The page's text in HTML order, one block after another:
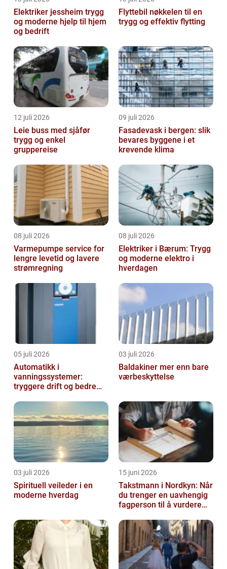
Elektriker jessheim trygg
og moderne hjelp til hjem
og bedrift
Flyttebil nøkkelen til en
trygg og effektiv flytting
12 juli 2026
Leie buss med sjåfør
trygg og enkel
gruppereise
09 juli 2026
Fasadevask i bergen: slik
bevares byggene i et
krevende klima
08 juli 2026
Varmepumpe service for
lengre levetid og lavere
strømregning
08 juli 2026
Elektriker i Bærum: Trygg
og moderne elektro i
hverdagen
05 juli 2026
Automatikk i
vanningssystemer:
tryggere drift og bedre
03 juli 2026
Baldakiner mer enn bare
værbeskyttelse
03 juli 2026
Spirituell veileder i en
moderne hverdag
15 juni 2026
Takstmann i Nordkyn: Når
du trenger en uavhengig
fagperson til å vurdere